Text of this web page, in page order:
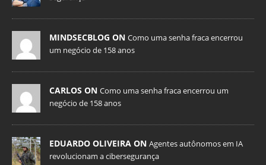
MINDSECBLOG ON Como uma senha fraca encerrou
um negócio de 158 anos
CARLOS ON Como uma senha fraca encerrou um
negócio de 158 anos
EDUARDO OLIVEIRA ON Agentes autônomos em IA
revolucionam a cibersegurança